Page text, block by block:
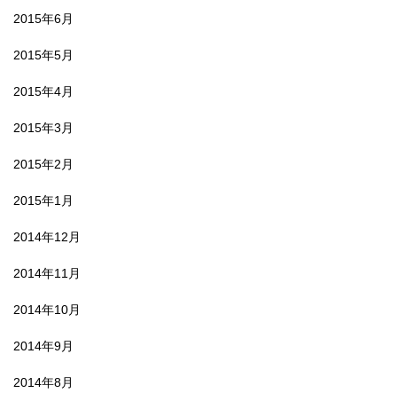
2015年6月
2015年5月
2015年4月
2015年3月
2015年2月
2015年1月
2014年12月
2014年11月
2014年10月
2014年9月
2014年8月